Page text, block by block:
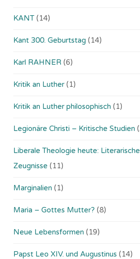
KANT (14)
Kant 300. Geburtstag (14)
Karl RAHNER (6)
Kritik an Luther (1)
Kritik an Luther philosophisch (1)
Legionäre Christi – Kritische Studien
Liberale Theologie heute:
Zeugnisse (11)
Marginalien (1)
Maria – Gottes Mutter? (8)
Neue Lebensformen (19)
Papst Leo XIV. und Augustinus (14)